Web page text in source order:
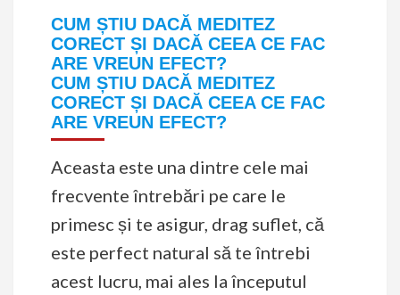
CUM ȘTIU DACĂ MEDITEZ
CORECT ȘI DACĂ CEEA CE FAC
ARE VREUN EFECT?
CUM ȘTIU DACĂ MEDITEZ
CORECT ȘI DACĂ CEEA CE FAC
ARE VREUN EFECT?
Aceasta este una dintre cele mai
frecvente întrebări pe care le
primesc și te asigur, drag suflet, că
este perfect natural să te întrebi
acest lucru, mai ales la începutul